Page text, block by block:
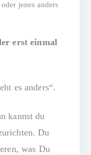
jenes anders
erst einmal
es anders“.
kannst du
Du
was Du